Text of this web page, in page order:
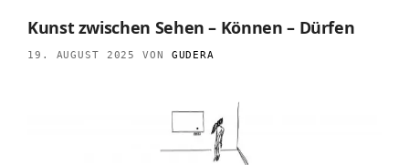
Kunst zwischen Sehen – Können – Dürfen
19. AUGUST 2025 VON GUDERA